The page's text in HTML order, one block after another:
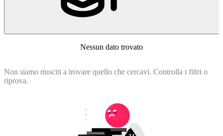
Nessun dato trovato
Non siamo riusciti a trovare quello che cercavi. Controlla i filtri o
riprova.